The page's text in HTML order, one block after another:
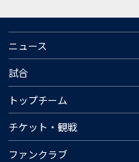
ニュース
試合
トップチーム
チケット・観戦
ファンクラブ